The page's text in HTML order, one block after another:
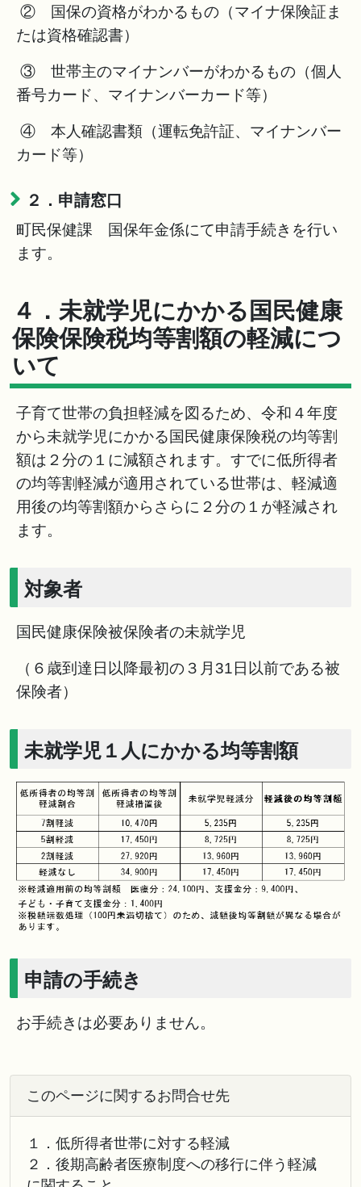
② 国保の資格がわかるもの（マイナ保険証ま
たは資格確認書）
③ 世帯主のマイナンバーがわかるもの（個人
番号カード、マイナンバーカード等）
④ 本人確認書類（運転免許証、マイナンバー
カード等）
２．申請窓口
町民保健課 国保年金係にて申請手続きを行い
ます。
４．未就学児にかかる国民健康
保険保険税均等割額の軽減につ
いて
子育て世帯の負担軽減を図るため、令和４年度
から未就学児にかかる国民健康保険税の均等割
額は２分の１に減額されます。すでに低所得者
の均等割軽減が適用されている世帯は、軽減適
用後の均等割額からさらに２分の１が軽減され
ます。
対象者
国民健康保険被保険者の未就学児
（６歳到達日以降最初の３月31日以前である被
保険者）
未就学児１人にかかる均等割額
申請の手続き
お手続きは必要ありません。
このページに関するお問合せ先
１．低所得者世帯に対する軽減
２．後期高齢者医療制度への移行に伴う軽減